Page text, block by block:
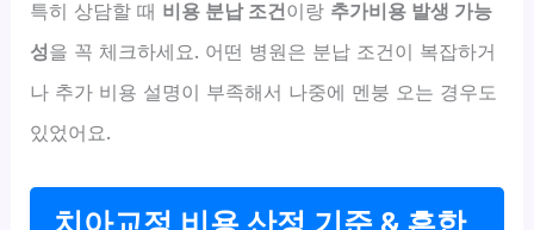
특히 상담할 때 비용 분납 조건이랑 추가비용 발생 가능
성을 꼭 체크하세요. 어떤 병원은 분납 조건이 복잡하거
나 추가 비용 설명이 부족해서 나중에 멘붕 오는 경우도
있었어요.